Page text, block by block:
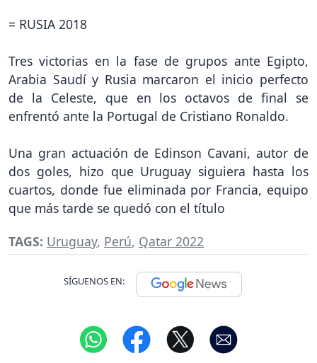
= RUSIA 2018
Tres victorias en la fase de grupos ante Egipto,
Arabia Saudí y Rusia marcaron el inicio perfecto
de la Celeste, que en los octavos de final se
enfrentó ante la Portugal de Cristiano Ronaldo.
Una gran actuación de Edinson Cavani, autor de
dos goles, hizo que Uruguay siguiera hasta los
cuartos, donde fue eliminada por Francia, equipo
que más tarde se quedó con el título
TAGS: Uruguay, Perú, Qatar 2022
SÍGUENOS EN: